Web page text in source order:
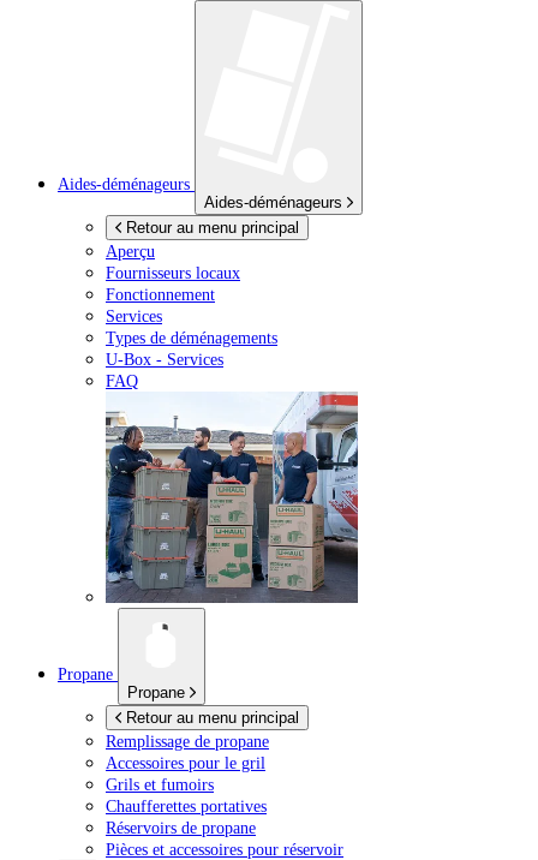
Aides-déménageurs
Aides-déménageurs
Retour au menu principal
Aperçu
Fournisseurs locaux
Fonctionnement
Services
Types de déménagements
U-Box - Services
FAQ
Propane
Propane
Retour au menu principal
Remplissage de propane
Accessoires pour le gril
Grils et fumoirs
Chaufferettes portatives
Réservoirs de propane
Pièces et accessoires pour réservoir